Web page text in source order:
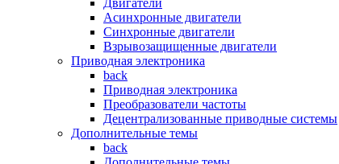
Двигатели
Асинхронные двигатели
Синхронные двигатели
Взрывозащищенные двигатели
Приводная электроника
back
Приводная электроника
Преобразователи частоты
Децентрализованные приводные системы
Дополнительные темы
back